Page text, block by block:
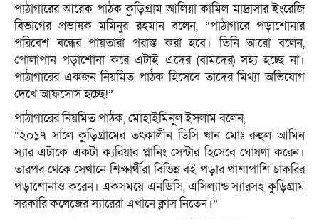
পাঠাগারের আরেক পাঠক কুড়িগ্রাম আলিয়া কামিল মাদ্রাসার ইংরেজি
বিভাগের প্রভাষক মমিনুর রহমান বলেন, “পাঠাগারে পড়াশোনার
পরিবেশ বন্ধের পায়তারা পরাস্ত করা হবে। তিনি আরো বলেন,
পোলাপান পড়াশোনা করে এটাই এদের (বামদের) সহ্য হচ্ছে না।
পাঠাগারের একজন নিয়মিত পাঠক হিসেবে তাদের মিথ্যা অভিযোগ
দেখে আফসোস হচ্ছে!”
পাঠাগারের নিয়মিত পাঠক, মোহাইমিনুল ইসলাম বলেন,
“২০১৭ সালে কুড়িগ্রামের তৎকালীন ডিসি খান মোঃ রুহুল আমিন
স্যার এটাকে একটা ক্যরিয়ার প্লানিং সেন্টার হিসেবে ঘোষণা করেন।
তারপর থেকে সেখানে শিক্ষার্থীরা বিভিন্ন বই পড়ার পাশাপাশি চাকরির
পড়াশোনাও করেন। একসময়ে এনডিসি, এসিল্যান্ড স্যারসহ কুড়িগ্রাম
সরকারি কলেজের স্যারেরা এখানে ক্লাস নিতেন।”